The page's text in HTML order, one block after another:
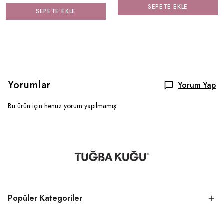
SEPETE EKLE SEPETE EKLE
Yorumlar Yorum Yap
Bu ürün için henüz yorum yapılmamış.
Popüler Kategoriler